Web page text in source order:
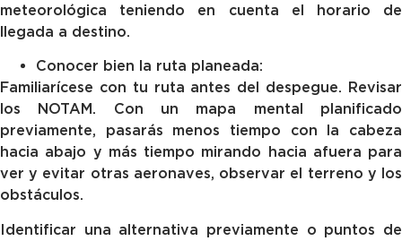
meteorológica teniendo en cuenta el horario de
llegada a destino.
Conocer bien la ruta planeada:
Familiarícese con tu ruta antes del despegue. Revisar
los NOTAM. Con un mapa mental planificado
previamente, pasarás menos tiempo con la cabeza
hacia abajo y más tiempo mirando hacia afuera para
ver y evitar otras aeronaves, observar el terreno y los
obstáculos.
Identificar una alternativa previamente o puntos de